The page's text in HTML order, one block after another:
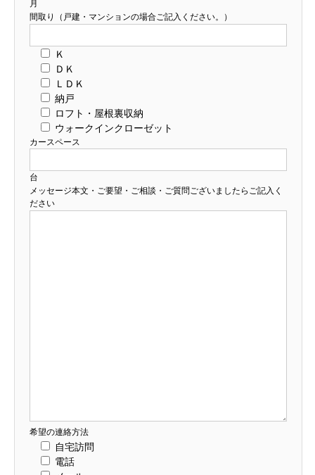
月
間取り（戸建・マンションの場合ご記入ください。）
Ｋ
ＤＫ
ＬＤＫ
納戸
ロフト・屋根裏収納
ウォークインクローゼット
カースペース
台
メッセージ本文・ご要望・ご相談・ご質問ございましたらご記入く
ださい
希望の連絡方法
自宅訪問
電話